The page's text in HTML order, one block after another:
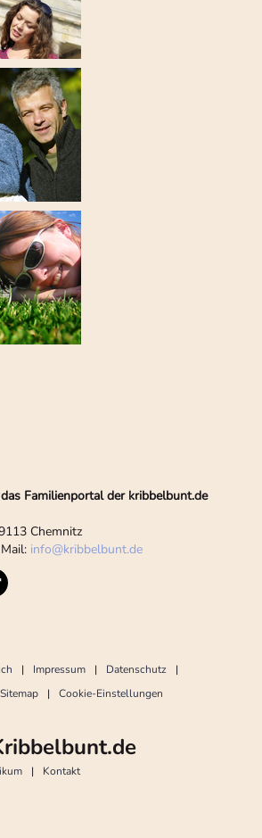
Familienportal der kribbelbunt.de
Chemnitz
info@kribbelbunt.de
Impressum
Datenschutz
Sitemap Cookie-Einstellungen
Kontakt